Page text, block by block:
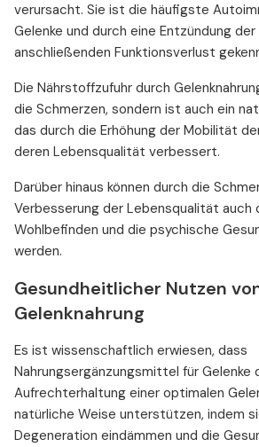
verursacht. Sie ist die häufigste
Gelenke und durch eine Entzündung
anschließenden Funktionsverlust
Die Nährstoffzufuhr durch
die Schmerzen, sondern ist auch ein
das durch die Erhöhung der Mobilität
deren Lebensqualität verbessert.
Darüber hinaus können durch die
Verbesserung der Lebensqualität auch
Wohlbefinden und die psychische
werden.
Gesundheitlicher Nutzen
Gelenknahrung
Es ist wissenschaftlich erwiesen, dass
Nahrungsergänzungsmittel für Gelenke
Aufrechterhaltung einer optimalen
natürliche Weise unterstützen, indem
Degeneration eindämmen und die